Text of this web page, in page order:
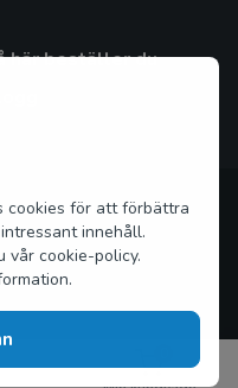
här beställer du
Alla rättigheter
cookies för att förbättra
innehåll.
vår cookie-policy.